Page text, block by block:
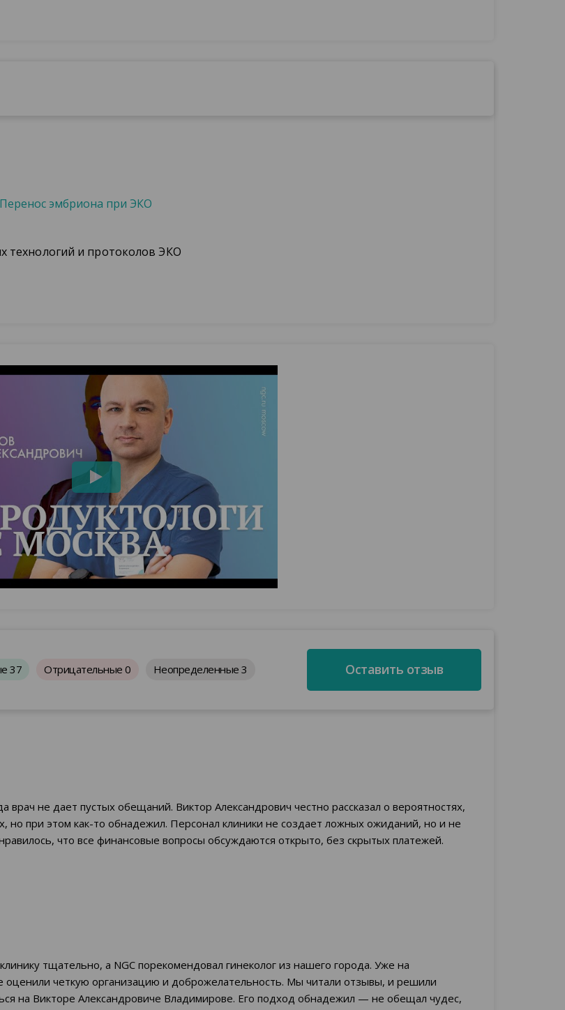
Перенос эмбриона при ЭКО
технологий и протоколов ЭКО
37 Отрицательные0 Неопределенные3 Оставить отзыв
врач не дает пустых обещаний. Виктор Александрович честно рассказал о вероятностях,
но при этом как-то обнадежил. Персонал клиники не создает ложных ожиданий, но и не
что все финансовые вопросы обсуждаются открыто, без скрытых платежей.
тщательно, а NGC порекомендовал гинеколог из нашего города. Уже на
оценили четкую организацию и доброжелательность. Мы читали отзывы, и решили
на Викторе Александровиче Владимирове. Его подход обнадежил — не обещал чудес,